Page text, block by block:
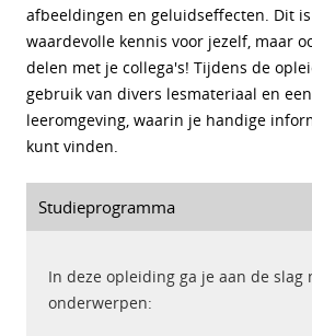
afbeeldingen en geluidseffecten. Dit
waardevolle kennis voor jezelf, maar
delen met je collega's! Tijdens de
gebruik van divers lesmateriaal en
leeromgeving, waarin je handige
kunt vinden.
Studieprogramma
In deze opleiding ga je aan de slag
onderwerpen: